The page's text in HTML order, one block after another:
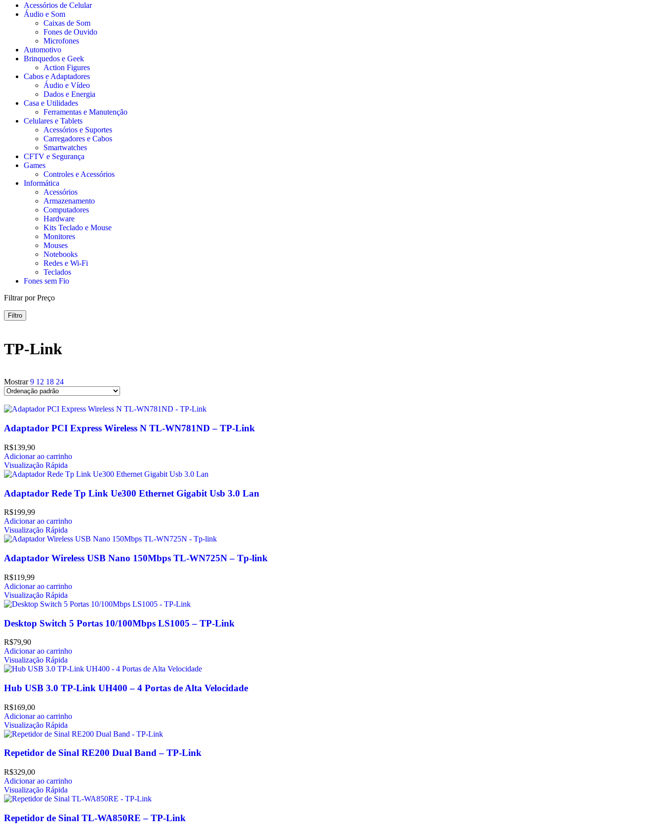
Acessórios de Celular
Áudio e Som
Caixas de Som
Fones de Ouvido
Microfones
Automotivo
Brinquedos e Geek
Action Figures
Cabos e Adaptadores
Áudio e Vídeo
Dados e Energia
Casa e Utilidades
Ferramentas e Manutenção
Celulares e Tablets
Acessórios e Suportes
Carregadores e Cabos
Smartwatches
CFTV e Segurança
Games
Controles e Acessórios
Informática
Acessórios
Armazenamento
Computadores
Hardware
Kits Teclado e Mouse
Monitores
Mouses
Notebooks
Redes e Wi-Fi
Teclados
Fones sem Fio
Filtrar por Preço
Filtro
TP-Link
Mostrar9 12 18 24
Adaptador PCI Express Wireless N TL-WN781ND – TP-Link
R$139,90
Adicionar ao carrinho
Visualização Rápida
Adaptador Rede Tp Link Ue300 Ethernet Gigabit Usb 3.0 Lan
R$199,99
Adicionar ao carrinho
Visualização Rápida
Adaptador Wireless USB Nano 150Mbps TL-WN725N – Tp-link
R$119,99
Adicionar ao carrinho
Visualização Rápida
Desktop Switch 5 Portas 10/100Mbps LS1005 – TP-Link
R$79,90
Adicionar ao carrinho
Visualização Rápida
Hub USB 3.0 TP-Link UH400 – 4 Portas de Alta Velocidade
R$169,00
Adicionar ao carrinho
Visualização Rápida
Repetidor de Sinal RE200 Dual Band – TP-Link
R$329,00
Adicionar ao carrinho
Visualização Rápida
Repetidor de Sinal TL-WA850RE – TP-Link